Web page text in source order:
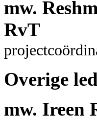
mw.
RvT
Overige
mw. Ireen